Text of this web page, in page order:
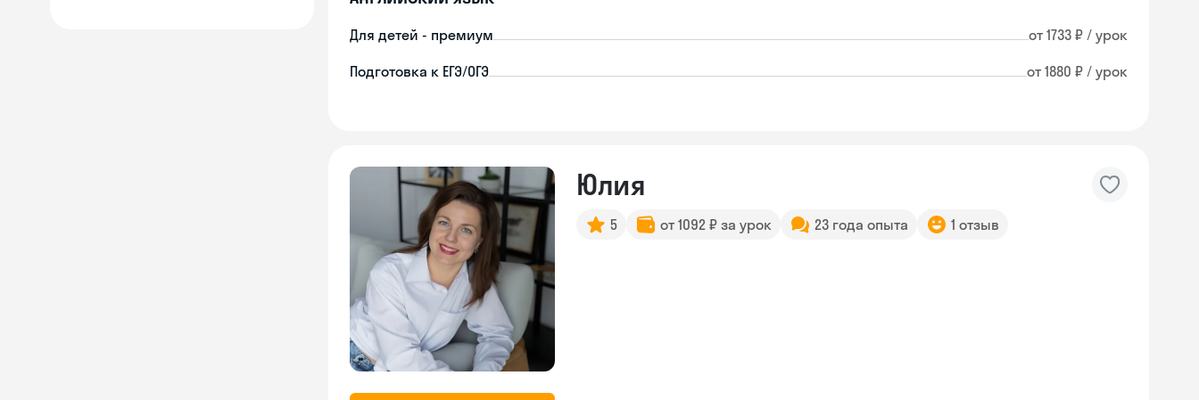
Для детей - премиум от 1733 ₽ / урок
Подготовка к ЕГЭ/ОГЭ от 1880 ₽ / урок
Юлия
5 от 1092 ₽ за урок 23 года опыта 1 отзыв